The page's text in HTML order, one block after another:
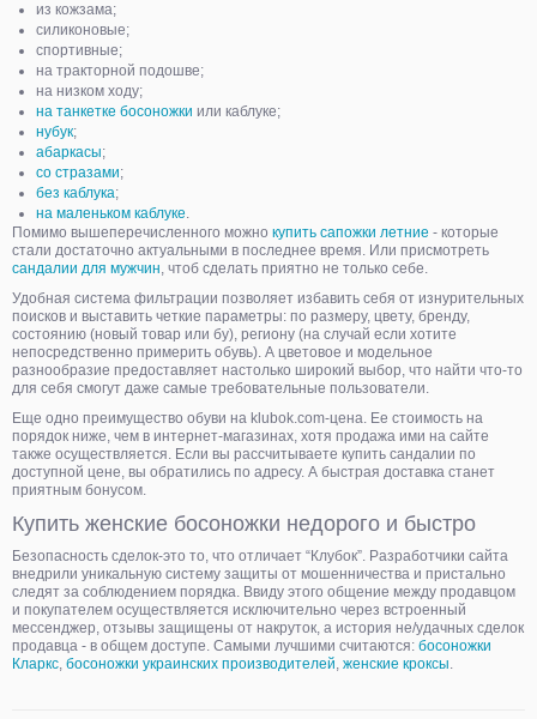
из кожзама;
силиконовые;
спортивные;
на тракторной подошве;
на низком ходу;
на танкетке босоножки или каблуке;
нубук;
абаркасы;
со стразами;
без каблука;
на маленьком каблуке.
Помимо вышеперечисленного можно купить сапожки летние - которые
стали достаточно актуальными в последнее время. Или присмотреть
сандалии для мужчин, чтоб сделать приятно не только себе.
Удобная система фильтрации позволяет избавить себя от изнурительных
поисков и выставить четкие параметры: по размеру, цвету, бренду,
состоянию (новый товар или бу), региону (на случай если хотите
непосредственно примерить обувь). А цветовое и модельное
разнообразие предоставляет настолько широкий выбор, что найти что-то
для себя смогут даже самые требовательные пользователи.
Еще одно преимущество обуви на klubok.com-цена. Ее стоимость на
порядок ниже, чем в интернет-магазинах, хотя продажа ими на сайте
также осуществляется. Если вы рассчитываете купить сандалии по
доступной цене, вы обратились по адресу. А быстрая доставка станет
приятным бонусом.
Купить женские босоножки недорого и быстро
Безопасность сделок-это то, что отличает “Клубок”. Разработчики сайта
внедрили уникальную систему защиты от мошенничества и пристально
следят за соблюдением порядка. Ввиду этого общение между продавцом
и покупателем осуществляется исключительно через встроенный
мессенджер, отзывы защищены от накруток, а история не/удачных сделок
продавца - в общем доступе. Самыми лучшими считаются: босоножки
Кларкс, босоножки украинских производителей, женские кроксы.